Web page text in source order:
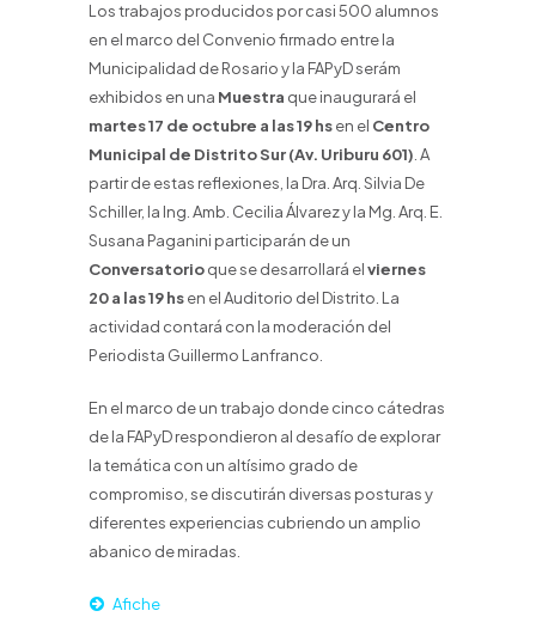
Los trabajos producidos por casi 500 alumnos
en el marco del Convenio firmado entre la
Municipalidad de Rosario y la FAPyD serám
exhibidos en una Muestra que inaugurará el
martes 17 de octubre a las 19 hsen el Centro
Municipal de Distrito Sur (Av. Uriburu 601) . A
partir de estas reflexiones, la Dra. Arq. Silvia De
Schiller, la Ing. Amb. Cecilia Álvarez y la Mg. Arq. E.
Susana Paganini participarán de un
Conversatorioque se desarrollará elviernes
20 a las 19 hsen el Auditorio del Distrito. La
actividad contará con la moderación del
Periodista Guillermo Lanfranco.
En el marco de un trabajo donde cinco cátedras
de la FAPyD respondieron al desafío de explorar
la temática con un altísimo grado de
compromiso, se discutirán diversas posturas y
diferentes experiencias cubriendo un amplio
abanico de miradas.
Afiche